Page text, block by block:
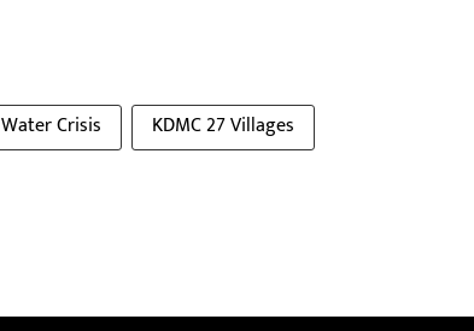
Water Crisis
KDMC 27 Villages